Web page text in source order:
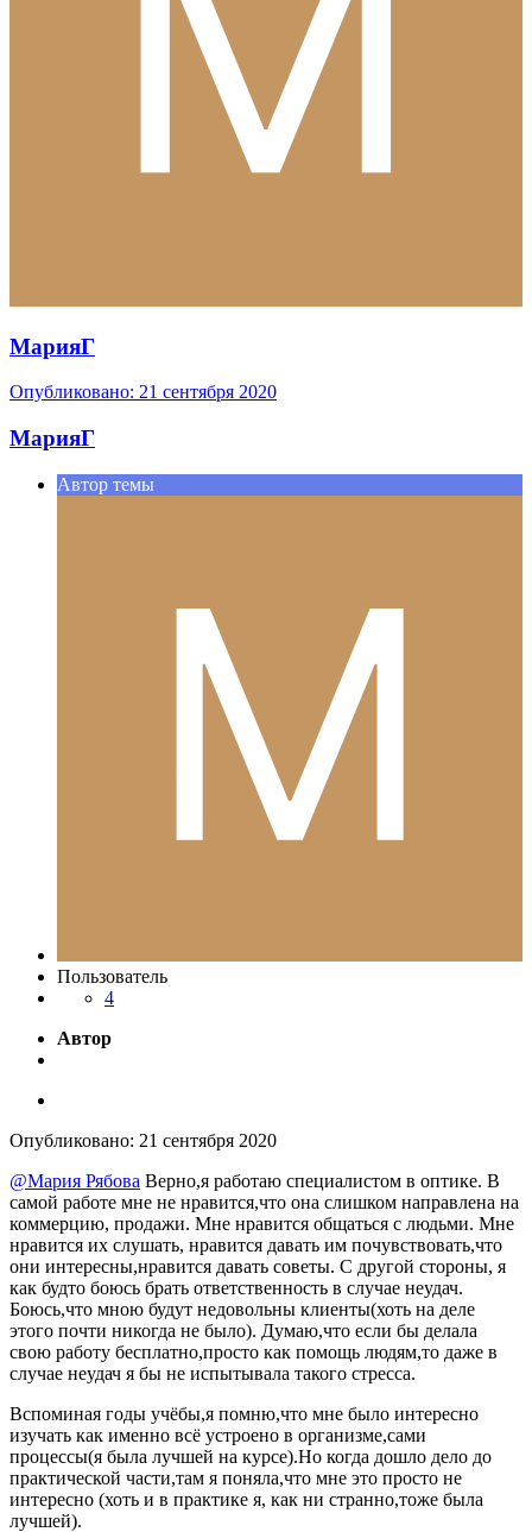
МарияГ
Опубликовано: 21 сентября 2020
МарияГ
Автор темы
Пользователь
4
Автор
Опубликовано: 21 сентября 2020
@Мария Рябова Верно,я работаю специалистом в оптике. В
самой работе мне не нравится,что она слишком направлена на
коммерцию, продажи. Мне нравится общаться с людьми. Мне
нравится их слушать, нравится давать им почувствовать,что
они интересны,нравится давать советы. С другой стороны, я
как будто боюсь брать ответственность в случае неудач.
Боюсь,что мною будут недовольны клиенты(хоть на деле
этого почти никогда не было). Думаю,что если бы делала
свою работу бесплатно,просто как помощь людям,то даже в
случае неудач я бы не испытывала такого стресса.
Вспоминая годы учёбы,я помню,что мне было интересно
изучать как именно всё устроено в организме,сами
процессы(я была лучшей на курсе).Но когда дошло дело до
практической части,там я поняла,что мне это просто не
интересно (хоть и в практике я, как ни странно,тоже была
лучшей).